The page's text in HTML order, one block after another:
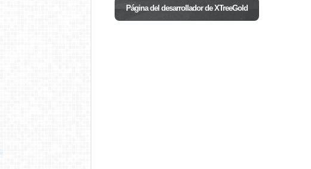
Página del desarrollador de XTreeGold